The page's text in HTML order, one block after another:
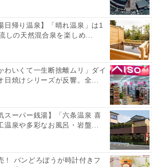
日帰り温泉】「晴れ温泉」は1
しの天然混合泉を楽しめ...
わいくて一生断捨離ムリ」ダイ
日焼けシリーズが反響。全...
スーパー銭湯】「六条温泉 喜
温泉や多彩なお風呂・岩盤...
！ パンどろぼうが時計付きフ